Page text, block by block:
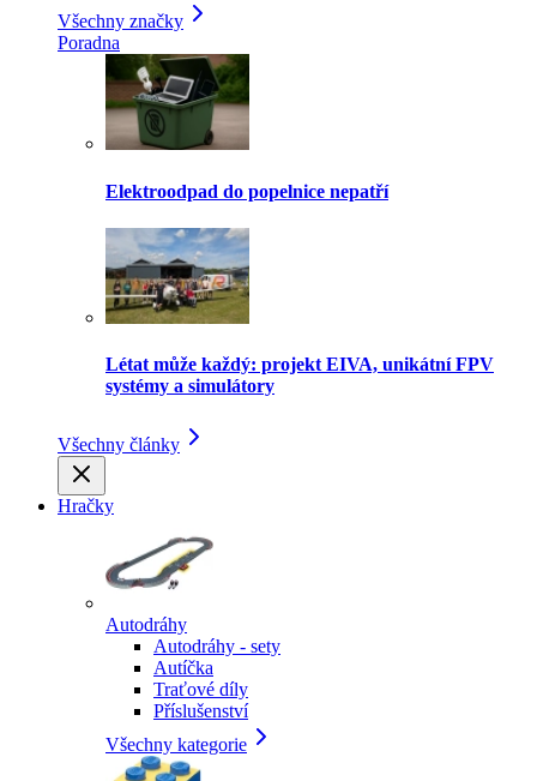
Všechny značky
Poradna
Elektroodpad do popelnice nepatří
Létat může každý: projekt EIVA, unikátní FPV
systémy a simulátory
Všechny články
Hračky
Autodráhy
Autodráhy - sety
Autíčka
Traťové díly
Příslušenství
Všechny kategorie